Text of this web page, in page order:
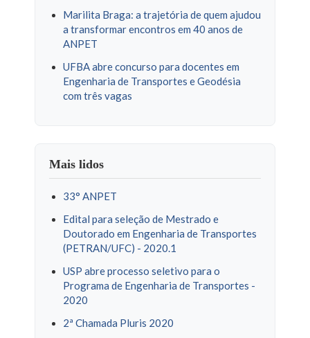
Marilita Braga: a trajetória de quem ajudou
a transformar encontros em 40 anos de
ANPET
UFBA abre concurso para docentes em
Engenharia de Transportes e Geodésia
com três vagas
Mais lidos
33° ANPET
Edital para seleção de Mestrado e
Doutorado em Engenharia de Transportes
(PETRAN/UFC) - 2020.1
USP abre processo seletivo para o
Programa de Engenharia de Transportes -
2020
2ª Chamada Pluris 2020